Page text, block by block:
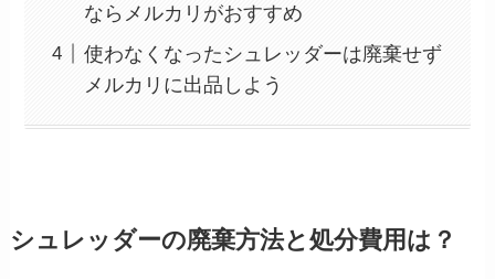
ならメルカリがおすすめ
使わなくなったシュレッダーは廃棄せず
メルカリに出品しよう
シュレッダーの廃棄方法と処分費用は ？